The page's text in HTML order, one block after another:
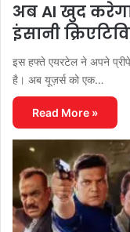
अब AI खुद
इंसानी
इस हफ्ते एयरटेल ने अपने
है। अब यूज़र्स को एक…
Read More »